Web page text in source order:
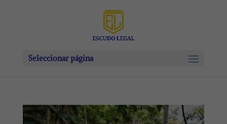
Seleccionar página